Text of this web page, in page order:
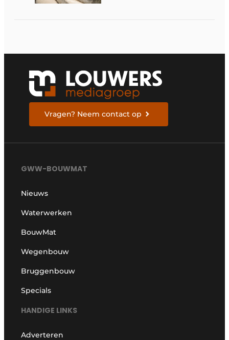
Vragen? Neem contact op
GWW-BOUWMAT
Nieuws
Waterwerken
BouwMat
Wegenbouw
Bruggenbouw
Specials
HANDIGE LINKS
Adverteren